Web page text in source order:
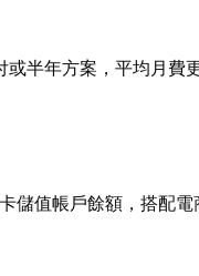
或半年方案，平均月費
儲值帳戶餘額，搭配